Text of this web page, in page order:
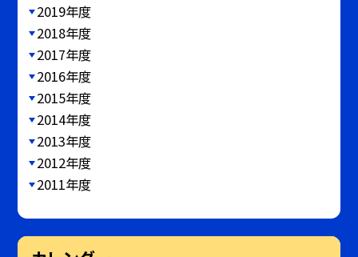
2019年度
2018年度
2017年度
2016年度
2015年度
2014年度
2013年度
2012年度
2011年度